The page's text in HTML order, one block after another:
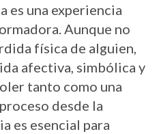
es una experiencia
Aunque no
física de alguien,
afectiva, simbólica y
tanto como una
desde la
es esencial para